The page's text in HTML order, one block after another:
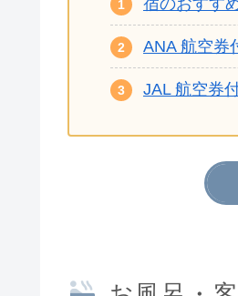
ANA 航空券
JAL 航空券